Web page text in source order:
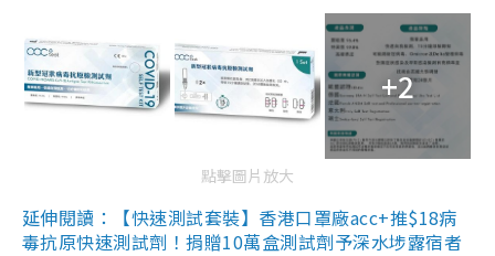
+2
點擊圖片放大
延伸閱讀：【快速測試套裝】香港口罩廠acc+推$18病
毒抗原快速測試劑！捐贈10萬盒測試劑予深水埗露宿者